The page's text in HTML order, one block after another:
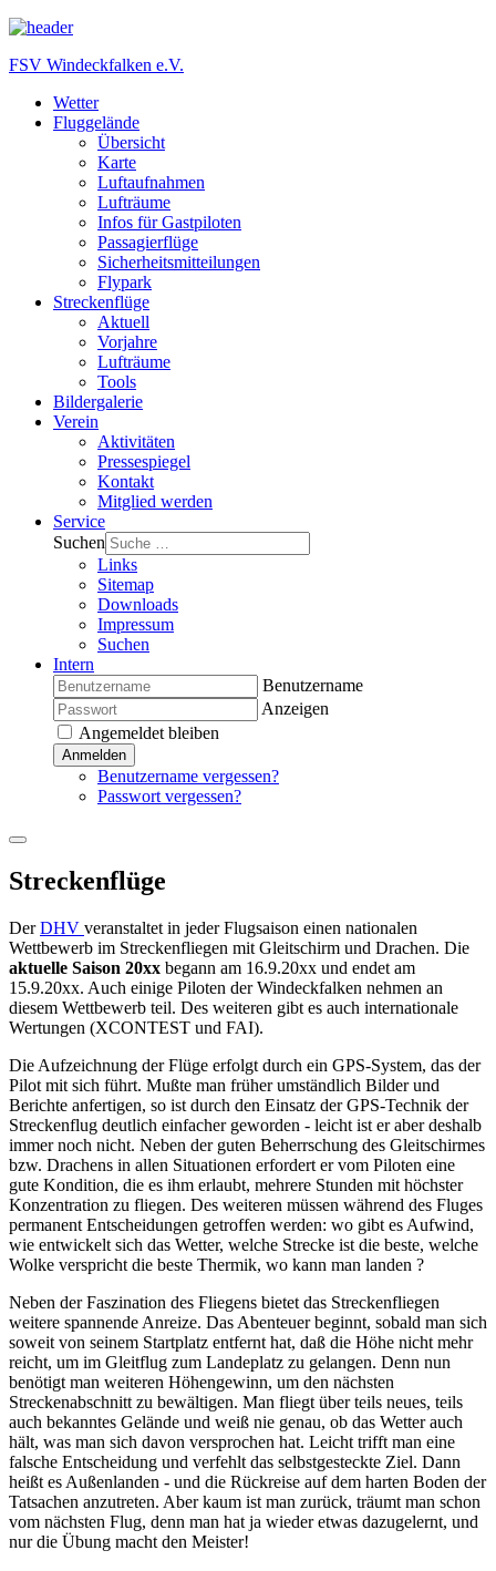
FSV Windeckfalken e.V.
Wetter
Fluggelände
Übersicht
Karte
Luftaufnahmen
Lufträume
Infos für Gastpiloten
Passagierflüge
Sicherheitsmitteilungen
Flypark
Streckenflüge
Aktuell
Vorjahre
Lufträume
Tools
Bildergalerie
Verein
Aktivitäten
Pressespiegel
Kontakt
Mitglied werden
Service
Suchen
Links
Sitemap
Downloads
Impressum
Suchen
Intern
Benutzername
Anzeigen
Angemeldet bleiben
Anmelden
Benutzername vergessen?
Passwort vergessen?
Streckenflüge
DerDHV veranstaltet in jeder Flugsaison einen nationalen
Wettbewerb im Streckenfliegen mit Gleitschirm und Drachen. Die
aktuelle Saison 20xx begann am 16.9.20xx und endet am
15.9.20xx. Auch einige Piloten der Windeckfalken nehmen an
diesem Wettbewerb teil. Des weiteren gibt es auch internationale
Wertungen (XCONTEST und FAI).
Die Aufzeichnung der Flüge erfolgt durch ein GPS-System, das der
Pilot mit sich führt. Mußte man früher umständlich Bilder und
Berichte anfertigen, so ist durch den Einsatz der GPS-Technik der
Streckenflug deutlich einfacher geworden - leicht ist er aber deshalb
immer noch nicht. Neben der guten Beherrschung des Gleitschirmes
bzw. Drachens in allen Situationen erfordert er vom Piloten eine
gute Kondition, die es ihm erlaubt, mehrere Stunden mit höchster
Konzentration zu fliegen. Des weiteren müssen während des Fluges
permanent Entscheidungen getroffen werden: wo gibt es Aufwind,
wie entwickelt sich das Wetter, welche Strecke ist die beste, welche
Wolke verspricht die beste Thermik, wo kann man landen ?
Neben der Faszination des Fliegens bietet das Streckenfliegen
weitere spannende Anreize. Das Abenteuer beginnt, sobald man sich
soweit von seinem Startplatz entfernt hat, daß die Höhe nicht mehr
reicht, um im Gleitflug zum Landeplatz zu gelangen. Denn nun
benötigt man weiteren Höhengewinn, um den nächsten
Streckenabschnitt zu bewältigen. Man fliegt über teils neues, teils
auch bekanntes Gelände und weiß nie genau, ob das Wetter auch
hält, was man sich davon versprochen hat. Leicht trifft man eine
falsche Entscheidung und verfehlt das selbstgesteckte Ziel. Dann
heißt es Außenlanden - und die Rückreise auf dem harten Boden der
Tatsachen anzutreten. Aber kaum ist man zurück, träumt man schon
vom nächsten Flug, denn man hat ja wieder etwas dazugelernt, und
nur die Übung macht den Meister!